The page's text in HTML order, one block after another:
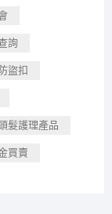
詢
防盜扣
髮護理產品
買賣